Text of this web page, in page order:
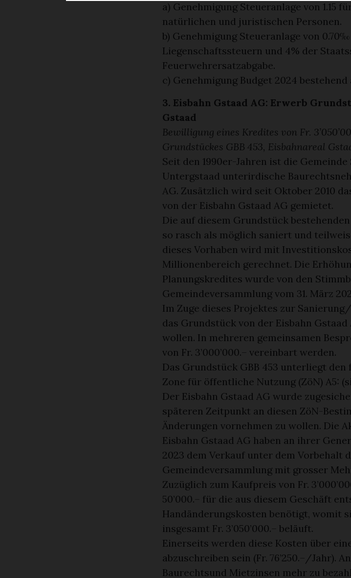
a) Genehmigung Steueranlage von 1.15
natürlichen und juristischen Personen.
b) Genehmigung Steueranlage von
Liegenschaftssteuern und 4% der
Feuerwehrersatzabgabe.
c) Genehmigung Budget 2024 bestehend
3. Eisbahn Gstaad AG: Erwerb
Gstaad
Bewilligung eines Kredites von Fr.
Grundstückes GBB 453, Eisbahnareal
Seit den 1990er-Jahren ist die
Untergstaad unterirdische
AG. Zusätzlich wird seit Oktober 2010
von der Eisbahn Gstaad AG gemietet.
Die auf diesem Grundstück
so rasch als möglich saniert und
dieses Vorhaben wird mit
Millionenbereich gerechnet. Die
Planungskredites wurde von den
Gemeindeversammlung vom 31. März
Im Zuge dieses Projektes zur
das Grundstück von der Eisbahn
wollen. In mehreren gemeinsamen
von Fr. 3’000’000.– vereinbart werden.
Das Grundstück GBB 453 unterliegt
Zone für öffentliche Nutzung (ZöN) A5:
Der Eisbahn Gstaad AG wurde
späteren Zeitpunkt an diesen ZöN-
Änderungen vornehmen zu wollen. Die
Eisbahn Gstaad AG haben an ihrer
2023 dem Verkauf unter dem Vorbehalt
Gemeindeversammlung mit grosser
Zuzüglich zum Kaufpreis von Fr.
50’000.– für die aus diesem Geschäft
Handänderungskosten benötigt, womit
insgesamt Fr. 3’050’000.– beläuft.
Einerseits werden diese Kosten über
abzuschreiben sein (Fr. 76’250.–/Jahr).
Baurechtsund Mietzinsen mehr zu